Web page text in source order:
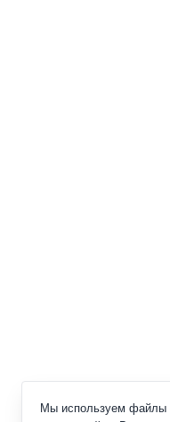
Мы используем файлы